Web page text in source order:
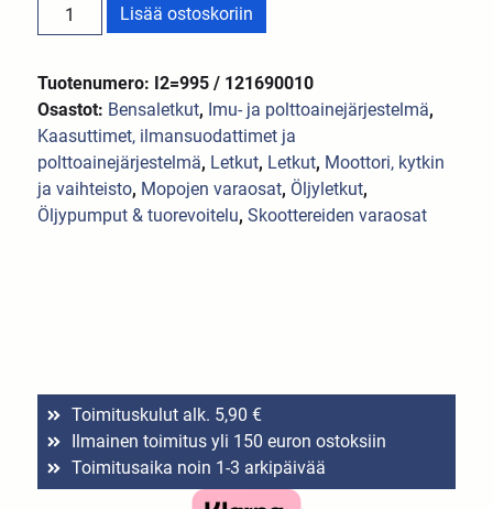
Lisää ostoskoriin
Tuotenumero: I2=995 / 121690010
Osastot: Bensaletkut, Imu- ja polttoainejärjestelmä,
Kaasuttimet, ilmansuodattimet ja
polttoainejärjestelmä, Letkut, Letkut, Moottori, kytkin
ja vaihteisto, Mopojen varaosat, Öljyletkut,
Öljypumput & tuorevoitelu,Skoottereiden varaosat
Toimituskulut alk. 5,90 €
Ilmainen toimitus yli 150 euron ostoksiin
Toimitusaika noin 1-3 arkipäivää